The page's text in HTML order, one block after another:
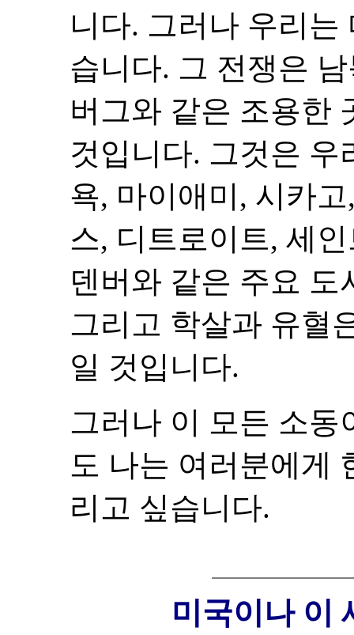
니다. 그러나 우리
습니다. 그 전쟁은
버그와 같은 조용한
것입니다. 그것은
욕, 마이애미, 시카
스, 디트로이트, 세
덴버와 같은 주요
그리고 학살과 유혈
일 것입니다.
그러나 이 모든 소
도 나는 여러분에게
리고 싶습니다.
미국이나 이